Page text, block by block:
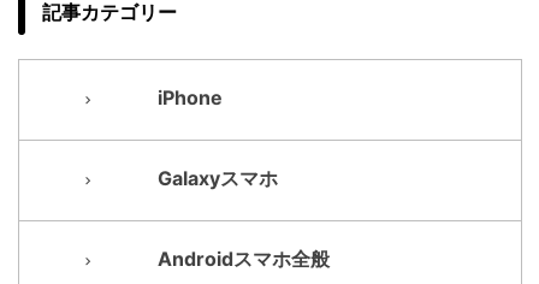
記事カテゴリー
iPhone
Galaxyスマホ
Androidスマホ全般